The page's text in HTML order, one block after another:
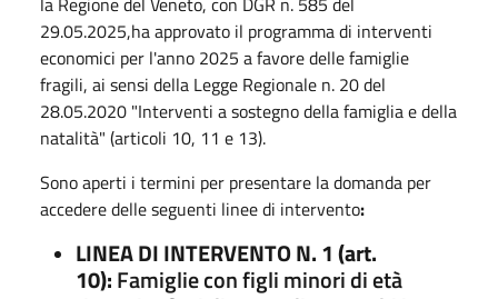
29.05.2025,ha approvato il programma di interventi
economici per l'anno 2025 a favore delle famiglie
fragili, ai sensi della Legge Regionale n. 20 del
28.05.2020 "Interventi a sostegno della famiglia e della
natalità" (articoli 10, 11 e 13).
Sono aperti i termini per presentare la domanda per
accedere delle seguenti linee di intervento:
LINEA DI INTERVENTO N. 1 (art.
10):Famiglie con figli minori di età